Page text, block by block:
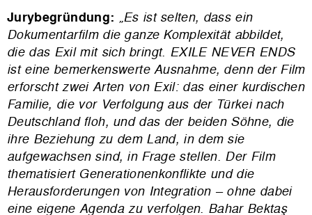
Jurybegründung:
„Es ist selten, dass ein
Dokumentarfilm die ganze Komplexität abbildet,
die das Exil mit sich bringt. EXILE NEVER ENDS
ist eine bemerkenswerte Ausnahme, denn der Film
erforscht zwei Arten von Exil: das einer kurdischen
Familie, die vor Verfolgung aus der Türkei nach
Deutschland floh, und das der beiden Söhne, die
ihre Beziehung zu dem Land, in dem sie
aufgewachsen sind, in Frage stellen. Der Film
thematisiert Generationenkonflikte und die
Herausforderungen von Integration – ohne dabei
eine eigene Agenda zu verfolgen. Bahar Bektaş